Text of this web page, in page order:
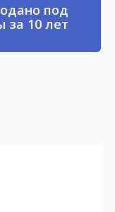
под
за 10 лет